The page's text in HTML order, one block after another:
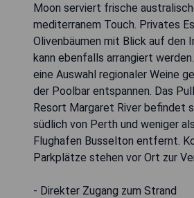
Moon serviert frische
mediterranem Touch. Privates
Olivenbäumen mit Blick auf den
kann ebenfalls arrangiert
eine Auswahl regionaler Weine
der Poolbar entspannen. Das
Resort Margaret River befindet
südlich von Perth und weniger
Flughafen Busselton entfernt.
Parkplätze stehen vor Ort zur
- Direkter Zugang zum Strand